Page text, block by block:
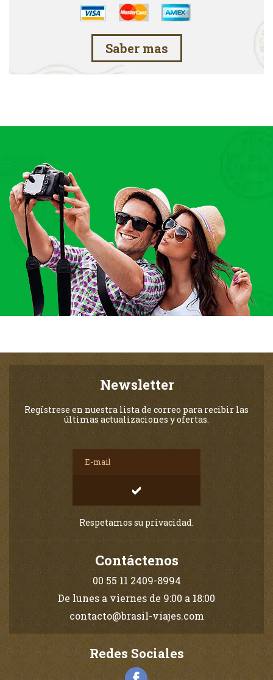
Saber mas
Newsletter
Regístrese en nuestra lista de correo para recibir las
últimas actualizaciones y ofertas.
Respetamos su privacidad.
Contáctenos
00 55 11 2409-8994
De lunes a viernes de 9:00 a 18:00
contacto@brasil-viajes.com
Redes Sociales